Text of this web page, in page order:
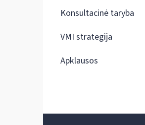
Konsultacinė taryba
VMI strategija
Apklausos